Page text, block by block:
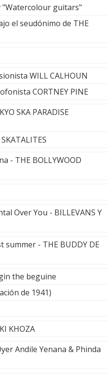
guitars"
el seudónimo de THE
WILL CALHOUN
CORTNEY PINE
SKA PARADISE
- THE BOLLYWOOD
Over You - BILLEVANS Y
summer - THE BUDDY DE
the beguine
de 1941)
KHOZA
Andile Yenana & Phinda